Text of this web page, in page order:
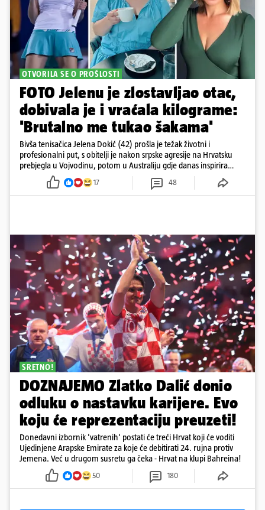
OTVORILA SE O PROŠLOSTI
FOTO Jelenu je zlostavljao otac,
dobivala je i vraćala kilograme:
'Brutalno me tukao šakama'
Bivša tenisačica Jelena Dokić (42) prošla je težak životni i
profesionalni put, s obitelji je nakon srpske agresije na Hrvatsku
prebjegla u Vojvodinu, potom u Australiju gdje danas inspirira
17 48
SRETNO!
DOZNAJEMO Zlatko Dalić donio
odluku o nastavku karijere. Evo
koju će reprezentaciju preuzeti!
Donedavni izbornik 'vatrenih' postati će treći Hrvat koji će voditi
Ujedinjene Arapske Emirate za koje će debitirati 24. rujna protiv
Jemena. Već u drugom susretu ga čeka - Hrvat na klupi Bahreina!
50 180